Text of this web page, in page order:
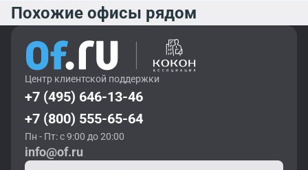
Похожие офисы рядом
Центр клиентской поддержки
+7 (495) 646-13-46
+7 (800) 555-65-64
Пн - Пт: с 9:00 до 20:00
info@of.ru